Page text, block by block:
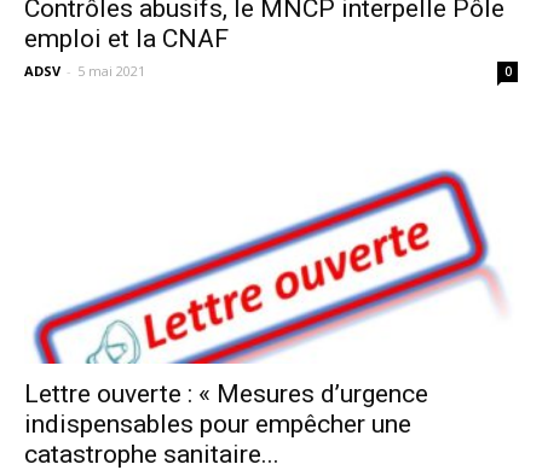
Contrôles abusifs, le MNCP interpelle Pôle
emploi et la CNAF
ADSV - 5 mai 2021 0
Lettre ouverte : « Mesures d’urgence
indispensables pour empêcher une
catastrophe sanitaire...